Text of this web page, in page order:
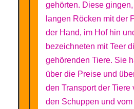
gehörten. Diese
langen Röcken mit der
der Hand, im Hof hin
bezeichneten mit Teer
gehörenden Tiere. Sie
über die Preise und
den Transport der Tiere
den Schuppen und